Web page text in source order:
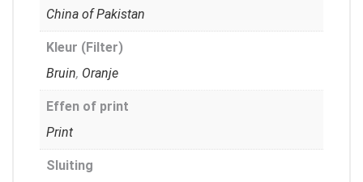
China of Pakistan
Kleur (Filter)
Bruin, Oranje
Effen of print
Print
Sluiting